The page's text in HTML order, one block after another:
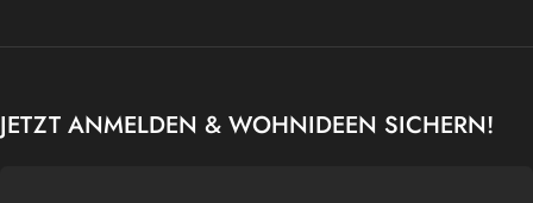
JETZT ANMELDEN & WOHNIDEEN SICHERN!